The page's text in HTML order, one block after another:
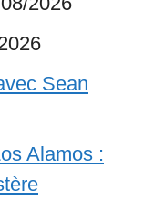
Sean
Alamos :